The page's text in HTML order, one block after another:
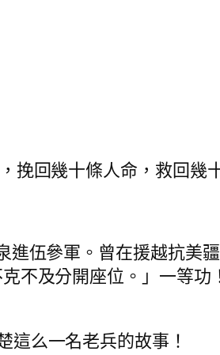
挽回幾十條人命，救回幾
進伍參軍。曾在援越抗美
不及分開座位。」一等
這么一名老兵的故事！